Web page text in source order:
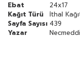
Ebat
24x17
Kağıt Türü
İthal
Sayfa Sayısı 439
Yazar